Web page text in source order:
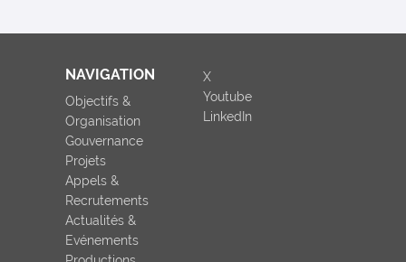
NAVIGATION
Objectifs &
Organisation
Gouvernance
Projets
Appels &
Recrutements
Actualités &
Evénements
X
Youtube
LinkedIn